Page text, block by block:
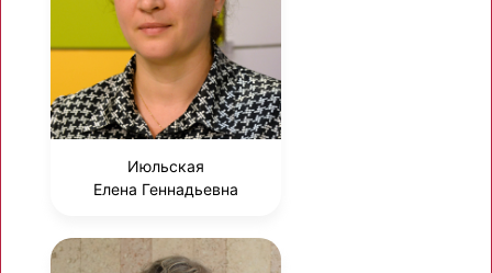
Июльская
Елена Геннадьевна